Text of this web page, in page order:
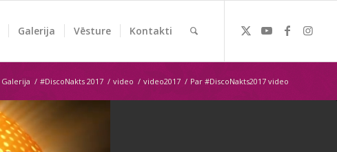
Galerija Vēsture Kontakti
Galerija / #DiscoNakts 2017 / video / video2017 / Par #DiscoNakts2017 video